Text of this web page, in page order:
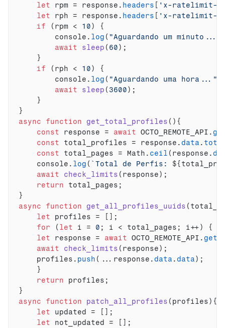
let
rpm = response . headers [ 'x-ratelimit-
let
rph = response . headers [ 'x-ratelimit-
if
( rpm < 10)
{
console . log ( "Aguardando um minuto..."
await
sleep ( 60) ;
}
if
( rph < 10)
{
console . log ( "Aguardando uma hora..."
await
sleep ( 3600) ;
}
}
async
function get_total_profiles ( ) {
const
response = await OCTO_REMOTE_API .
const
total_profiles = response . data .
const
total_pages = Math . ceil ( response .
console . log ( `Total de Perfis: ${
await
check_limits ( response) ;
return
total_pages ;
}
async
function get_all_profiles_uuids (
let
profiles = [ ] ;
for
( let i = 0 ; i < total_pages ; i++)
{
let
response = await OCTO_REMOTE_API . get
await
check_limits ( response) ;
profiles . push ( ... response . data . data) ;
}
return
profiles ;
}
async
function patch_all_profiles ( profiles) {
let
updated = [ ] ;
let
not_updated = [ ] ;